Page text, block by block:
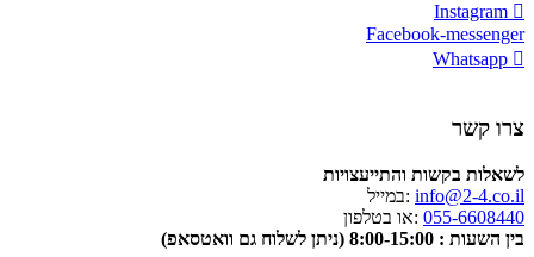
Instagram
Facebook-messenger
Whatsapp
צרו קשר
לשאלות בקשות והתייעצויות
info@2-4.co.il :במייל
055-6608440 :או בטלפון
בין השעות : 8:00-15:00 (ניתן לשלוח גם וואטסאפ)